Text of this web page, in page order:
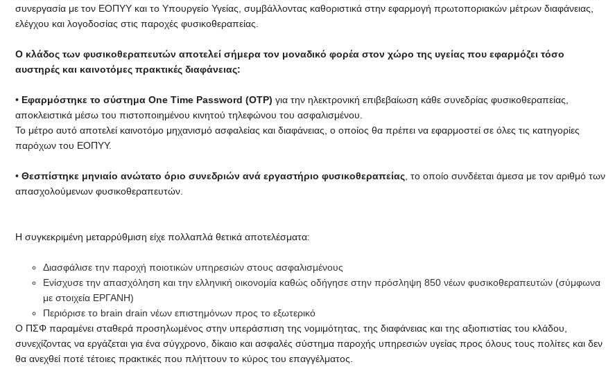
συνεργασία με τον ΕΟΠΥΥ και το Υπουργείο Υγείας, συμβάλλοντας καθοριστικά στην εφαρμογή πρωτοποριακών μέτρων διαφάνειας,
ελέγχου και λογοδοσίας στις παροχές φυσικοθεραπείας.
Ο κλάδος των φυσικοθεραπευτών αποτελεί σήμερα τον μοναδικό φορέα στον χώρο της υγείας που εφαρμόζει τόσο
αυστηρές και καινοτόμες πρακτικές διαφάνειας:
• Εφαρμόστηκε το σύστημα One Time Password (OTP) για την ηλεκτρονική επιβεβαίωση κάθε συνεδρίας φυσικοθεραπείας,
αποκλειστικά μέσω του πιστοποιημένου κινητού τηλεφώνου του ασφαλισμένου.
Το μέτρο αυτό αποτελεί καινοτόμο μηχανισμό ασφαλείας και διαφάνειας, ο οποίος θα πρέπει να εφαρμοστεί σε όλες τις κατηγορίες
παρόχων του ΕΟΠΥΥ.
• Θεσπίστηκε μηνιαίο ανώτατο όριο συνεδριών ανά εργαστήριο φυσικοθεραπείας , το οποίο συνδέεται άμεσα με τον αριθμό των
απασχολούμενων φυσικοθεραπευτών.
Η συγκεκριμένη μεταρρύθμιση είχε πολλαπλά θετικά αποτελέσματα:
Διασφάλισε την παροχή ποιοτικών υπηρεσιών στους ασφαλισμένους
Ενίσχυσε την απασχόληση και την ελληνική οικονομία καθώς οδήγησε στην πρόσληψη 850 νέων φυσικοθεραπευτών (σύμφωνα
με στοιχεία ΕΡΓΑΝΗ)
Περιόρισε το brain drain νέων επιστημόνων προς το εξωτερικό
Ο ΠΣΦ παραμένει σταθερά προσηλωμένος στην υπεράσπιση της νομιμότητας, της διαφάνειας και της αξιοπιστίας του κλάδου,
συνεχίζοντας να εργάζεται για ένα σύγχρονο, δίκαιο και ασφαλές σύστημα παροχής υπηρεσιών υγείας προς όλους τους πολίτες και δεν
θα ανεχθεί ποτέ τέτοιες πρακτικές που πλήττουν το κύρος του επαγγέλματος.